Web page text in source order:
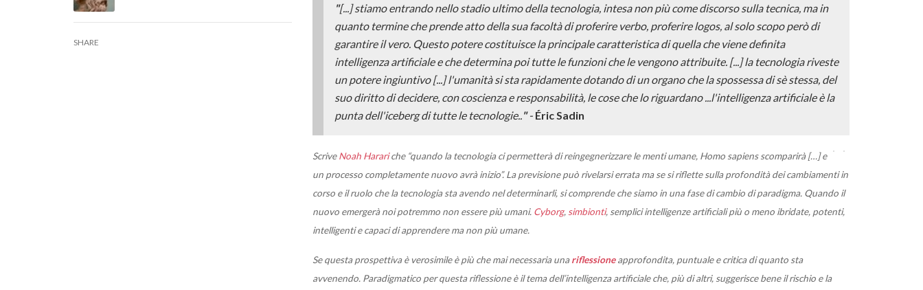
SHARE
"[...] stiamo entrando nello stadio ultimo della tecnologia, intesa non più come discorso sulla tecnica, ma in
quanto termine che prende atto della sua facoltà di proferire verbo, proferire logos, al solo scopo però di
garantire il vero. Questo potere costituisce la principale caratteristica di quella che viene definita
intelligenza artificiale e che determina poi tutte le funzioni che le vengono attribuite. [...] la tecnologia riveste
un potere ingiuntivo [...] l'umanità si sta rapidamente dotando di un organo che la spossessa di sè stessa, del
suo diritto di decidere, con coscienza e responsabilità, le cose che lo riguardano ...
l'intelligenza artificiale è la
punta dell'iceberg di tutte le tecnologie.. "- Éric Sadin
ScriveNoah Harariche “quando la tecnologia ci permetterà di reingegnerizzare le menti umane, Homo sapiens scomparirà […] e
un processo completamente nuovo avrà inizio”. La previsione può rivelarsi errata ma se si riflette sulla profondità dei cambiamenti in
corso e il ruolo che la tecnologia sta avendo nel determinarli, si comprende che siamo in una fase di cambio di paradigma. Quando il
nuovo emergerà noi potremmo non essere più umani. Cyborg, simbionti, semplici intelligenze artificiali più o meno ibridate, potenti,
intelligenti e capaci di apprendere ma non più umane.
Se questa prospettiva è verosimile è più che mai necessaria unariflessioneapprofondita, puntuale e critica di quanto sta
avvenendo. Paradigmatico per questa riflessione è il tema dell’intelligenza artificiale che, più di altri, suggerisce bene il rischio e la